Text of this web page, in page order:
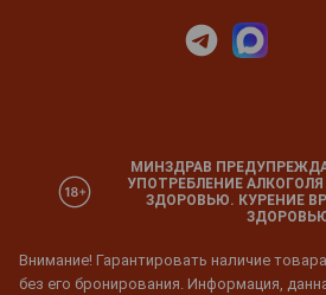
МИНЗДРАВ
УПОТРЕБЛЕНИЕ
ЗДОРОВЬЮ. КУРЕНИЕ
Внимание! Гарантировать наличие
без его бронирования. Информация,